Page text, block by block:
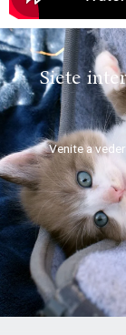
Siete
Venite a